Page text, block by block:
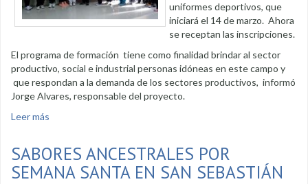
uniformes deportivos, que
iniciará el 14 de marzo. Ahora
se receptan las inscripciones.
El programa de formación tiene como finalidad brindar al sector
productivo, social e industrial personas idóneas en este campo y
que respondan a la demanda de los sectores productivos, informó
Jorge Alvares, responsable del proyecto.
Leer más
SABORES ANCESTRALES POR
SEMANA SANTA EN SAN SEBASTIÁN